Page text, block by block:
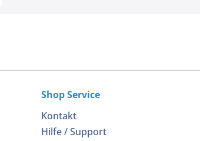
Shop Service
Kontakt
Hilfe / Support